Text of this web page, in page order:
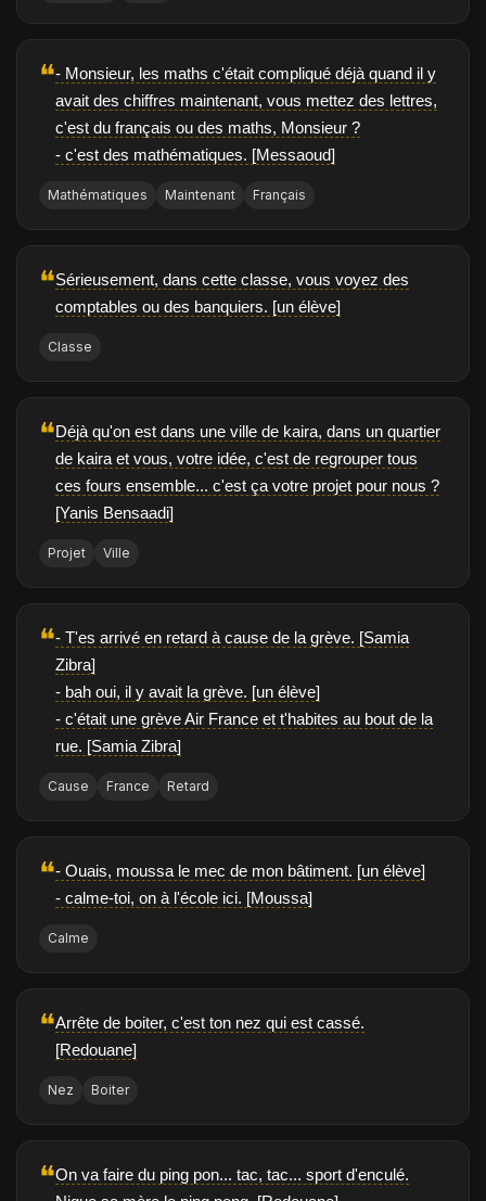
❝- Monsieur, les maths c'était compliqué déjà quand il y
avait des chiffres maintenant, vous mettez des lettres,
c'est du français ou des maths, Monsieur ?
- c'est des mathématiques. [Messaoud]
Mathématiques Maintenant Français
❝Sérieusement, dans cette classe, vous voyez des
comptables ou des banquiers. [un élève]
Classe
❝Déjà qu'on est dans une ville de kaira, dans un quartier
de kaira et vous, votre idée, c'est de regrouper tous
ces fours ensemble... c'est ça votre projet pour nous ?
[Yanis Bensaadi]
Projet Ville
❝- T'es arrivé en retard à cause de la grève. [Samia
Zibra]
- bah oui, il y avait la grève. [un élève]
- c'était une grève Air France et t'habites au bout de la
rue. [Samia Zibra]
Cause France Retard
❝- Ouais, moussa le mec de mon bâtiment. [un élève]
- calme-toi, on à l'école ici. [Moussa]
Calme
❝Arrête de boiter, c'est ton nez qui est cassé.
[Redouane]
Nez Boiter
❝On va faire du ping pon... tac, tac... sport d'enculé.